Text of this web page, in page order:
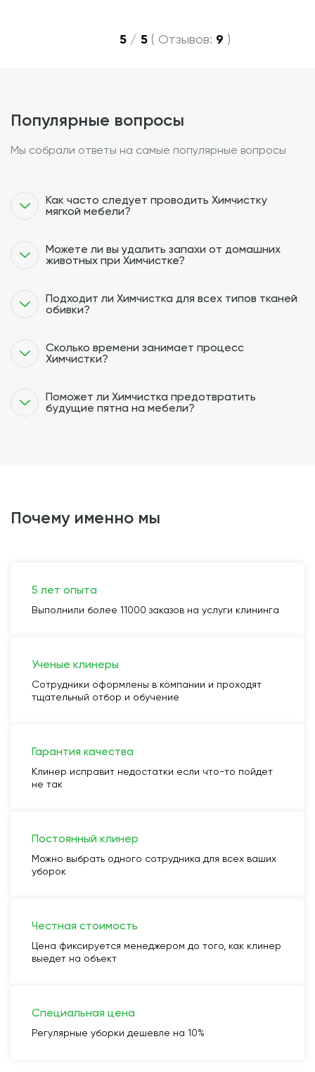
5 / 5 ( Отзывов: 9 )
популярные вопросы
Мы собрали ответы на самые популярные вопросы
Как часто следует проводить Химчистку
мягкой мебели?
Можете ли вы удалить запахи от домашних
животных при Химчистке?
Подходит ли Химчистка для всех типов тканей
обивки?
Сколько времени занимает процесс
Химчистки?
Поможет ли Химчистка предотвратить
будущие пятна на мебели?
почему именно мы
5 лет опыта
Выполнили более 11000 заказов на услуги клининга
Ученые клинеры
Сотрудники оформлены в компании и проходят
тщательный отбор и обучение
Гарантия качества
Клинер исправит недостатки если что-то пойдет
не так
Постоянный клинер
Можно выбрать одного сотрудника для всех ваших
уборок
Честная стоимость
Цена фиксируется менеджером до того, как клинер
выедет на объект
Специальная цена
Регулярные уборки дешевле на 10%